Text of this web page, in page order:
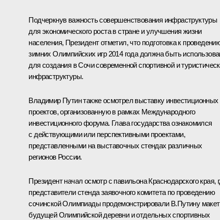
Подчеркнув важность совершенствования инфраструктуры
для экономического роста в стране и улучшения жизни
населения, Президент отметил, что подготовка к
зимних Олимпийских игр 2014 года должна быть
для создания в Сочи современной спортивной и
инфраструктуры.
Владимир Путин также осмотрел выставку инвестиционных
проектов, организованную в рамках Международного
инвестиционного форума. Глава государства ознакомился
с действующими или перспективными проектами,
представленными на выставочных стендах различных
регионов России.
Президент начал осмотр с павильона Краснодарского края,
представители стенда заявочного комитета по проведению
сочинской Олимпиады продемонстрировали В.Путину
будущей Олимпийской деревни и отдельных спортивных